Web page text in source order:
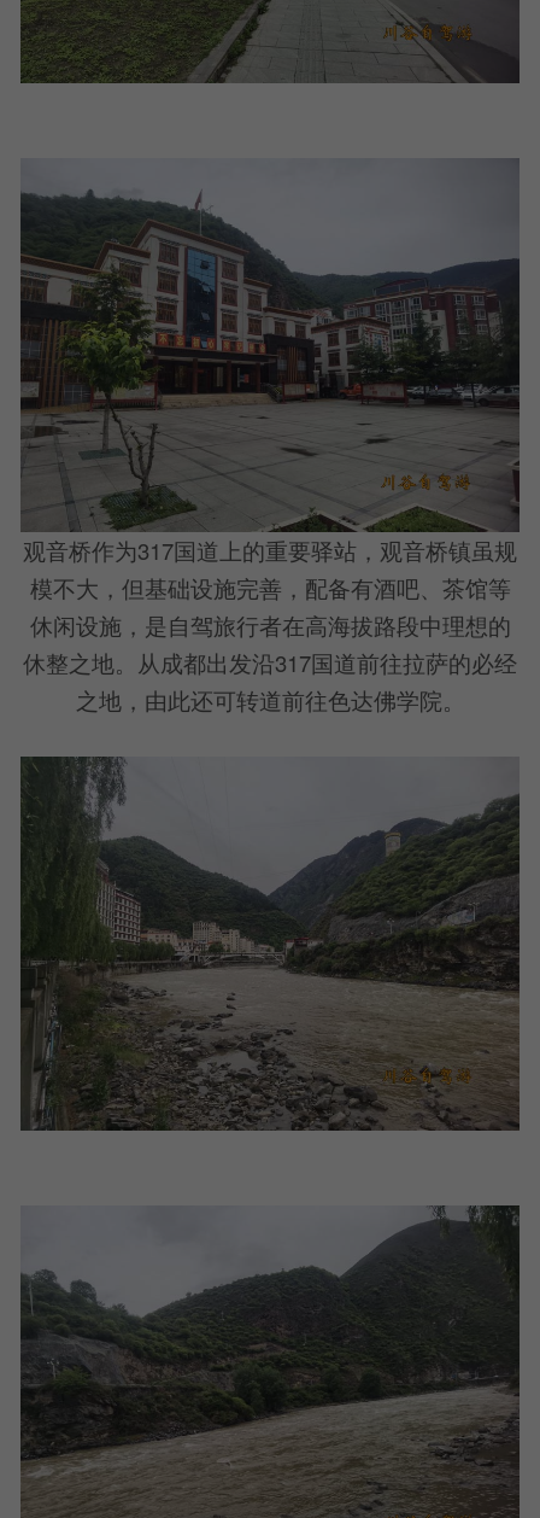
观音桥作为317国道上的重要驿站，观音桥镇虽规
模不大，但基础设施完善，配备有酒吧、茶馆等
休闲设施，是自驾旅行者在高海拔路段中理想的
休整之地。从成都出发沿317国道前往拉萨的必经
之地，由此还可转道前往色达佛学院。